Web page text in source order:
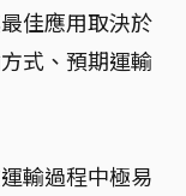
佳應用取決於
式、預期運輸
輸過程中極易